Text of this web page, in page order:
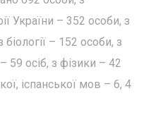
України – 352 особи, з
– 152 особи, з
59 осіб, з фізики – 42
іспанської мов – 6, 4